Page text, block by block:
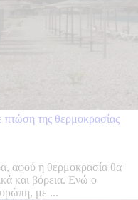
πτώση της θερμοκρασίας
αφού η θερμοκρασία θα
και βόρεια. Ενώ ο
με ...